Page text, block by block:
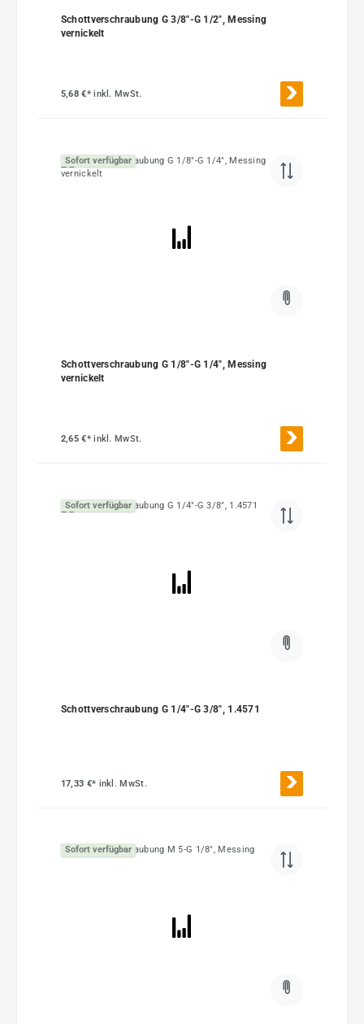
Schottverschraubung G 3/8"-G 1/2", Messing
vernickelt
5,68 €*inkl. MwSt.
Sofort verfügbar
Schottverschraubung G 1/8"-G 1/4", Messing
vernickelt
2,65 €*inkl. MwSt.
Sofort verfügbar
Schottverschraubung G 1/4"-G 3/8", 1.4571
17,33 €* inkl. MwSt.
Sofort verfügbar